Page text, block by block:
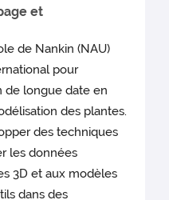
et
de Nankin (NAU)
pour
de longue date en
des plantes.
des techniques
les données
3D et aux modèles
dans des